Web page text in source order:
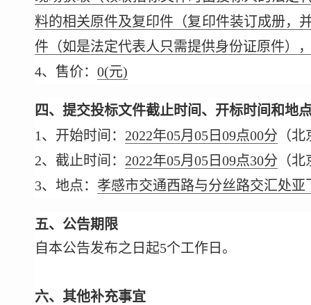
料的相关原件及复印件（复印件装订成册，
件（如是法定代表人只需提供身份证原件）
4、售价： 0(元)
四、提交投标文件截止时间、开标时间和地
1、开始时间： 2022年05月05日09点00分 （
2、截止时间： 2022年05月05日09点30分 （
3、地点： 孝感市交通西路与分丝路交汇处亚
五、公告期限
自本公告发布之日起5个工作日。
六、其他补充事宜